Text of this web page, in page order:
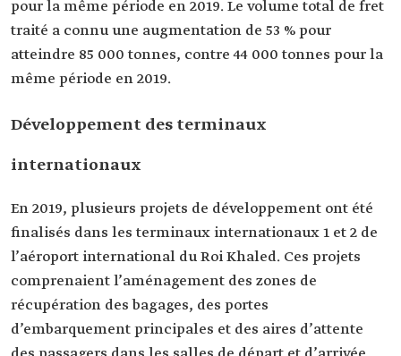
pour la même période en 2019. Le volume total de fret
traité a connu une augmentation de 53 % pour
atteindre 85 000 tonnes, contre 44 000 tonnes pour la
même période en 2019.
Développement des terminaux
internationaux
En 2019, plusieurs projets de développement ont été
finalisés dans les terminaux internationaux 1 et 2 de
l’aéroport international du Roi Khaled. Ces projets
comprenaient l’aménagement des zones de
récupération des bagages, des portes
d’embarquement principales et des aires d’attente